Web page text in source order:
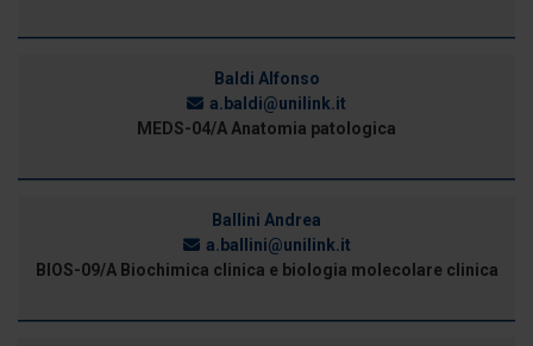
Baldi Alfonso
a.baldi@unilink.it
MEDS-04/A Anatomia patologica
Ballini Andrea
a.ballini@unilink.it
BIOS-09/A Biochimica clinica e biologia molecolare clinica